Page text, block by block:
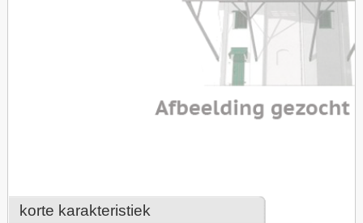
korte karakteristiek